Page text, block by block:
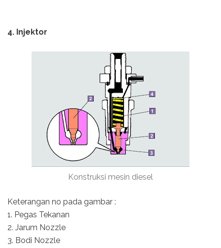
4. Injektor
Konstruksi mesin diesel
Keterangan no pada gambar :
1. Pegas Tekanan
2. Jarum Nozzle
3. Bodi Nozzle